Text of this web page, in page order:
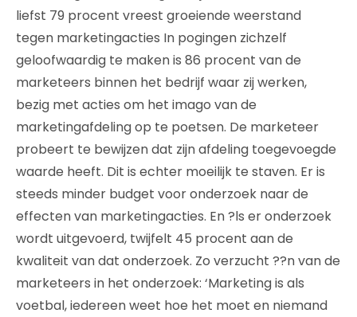
liefst 79 procent vreest groeiende weerstand
tegen marketingacties In pogingen zichzelf
geloofwaardig te maken is 86 procent van de
marketeers binnen het bedrijf waar zij werken,
bezig met acties om het imago van de
marketingafdeling op te poetsen. De marketeer
probeert te bewijzen dat zijn afdeling toegevoegde
waarde heeft. Dit is echter moeilijk te staven. Er is
steeds minder budget voor onderzoek naar de
effecten van marketingacties. En ?ls er onderzoek
wordt uitgevoerd, twijfelt 45 procent aan de
kwaliteit van dat onderzoek. Zo verzucht ??n van de
marketeers in het onderzoek: ‘Marketing is als
voetbal, iedereen weet hoe het moet en niemand